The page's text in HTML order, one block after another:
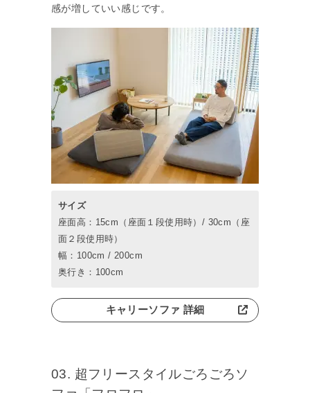
感が増していい感じです。
サイズ
座面高：15cm（座面１段使用時）/ 30cm（座
面２段使用時）
幅：100cm / 200cm
奥行き：100cm
キャリーソファ 詳細
03. 超フリースタイルごろごろソ